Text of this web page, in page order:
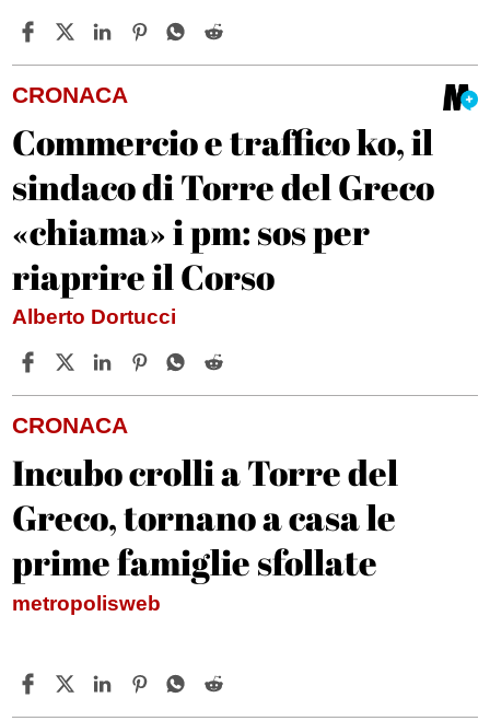
CRONACA
Commercio e traffico ko, il
sindaco di Torre del Greco
«chiama» i pm: sos per
riaprire il Corso
Alberto Dortucci
CRONACA
Incubo crolli a Torre del
Greco, tornano a casa le
prime famiglie sfollate
metropolisweb